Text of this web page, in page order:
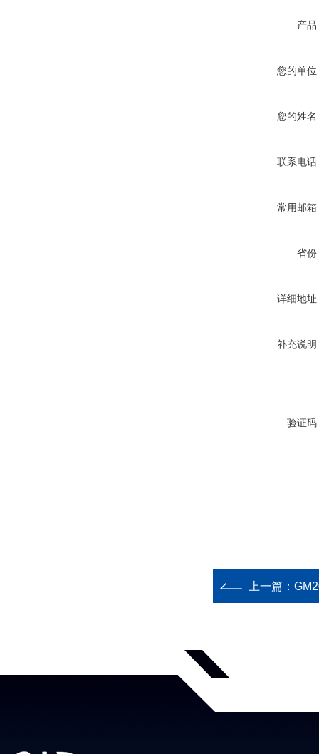
产品
您的单位
您的姓名
联系电话
常用邮箱
省份
详细地址
补充说明
验证码
上一篇：